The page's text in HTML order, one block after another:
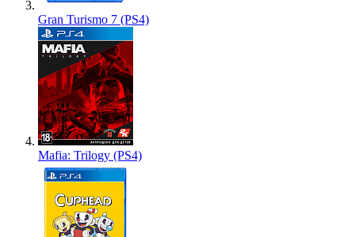
Gran Turismo 7 (PS4)
Mafia: Trilogy (PS4)